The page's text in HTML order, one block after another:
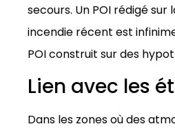
secours. Un POI rédigé sur
incendie récent est
POI construit sur des
Lien avec les
Dans les zones où des